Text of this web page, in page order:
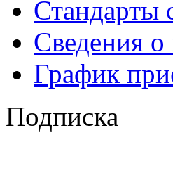
Стандарты
Сведения
График
Подписка